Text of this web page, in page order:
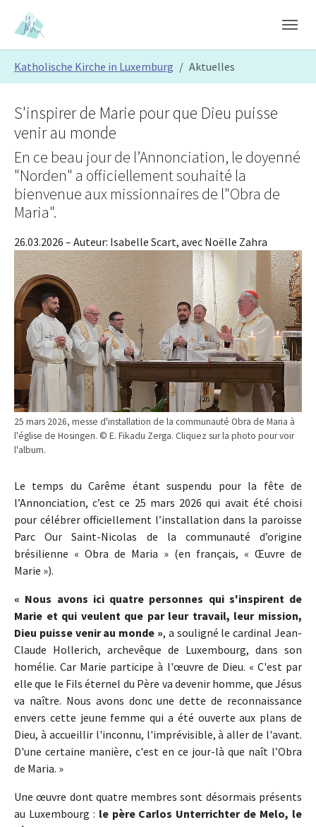
Skip to main content
Skip to page footer
Katholische Kirche in Luxemburg Aktuelles
25 mars 2026, messe d'installation de la communauté Obra de Maria à
l'église de Hosingen. © E. Fikadu Zerga. Cliquez sur la photo pour voir
l'album.
S'inspirer de Marie pour que Dieu puisse
venir au monde
En ce beau jour de l’Annonciation, le doyenné
"Norden" a officiellement souhaité la
bienvenue aux missionnaires de l"Obra de
Maria".
26.03.2026 – Auteur: Isabelle Scart, avec Noëlle Zahra
Le temps du Carême étant suspendu pour la fête de
l’Annonciation, c’est ce 25 mars 2026 qui avait été choisi
pour célébrer officiellement l’installation dans la paroisse
Parc Our Saint-Nicolas de la communauté d’origine
brésilienne « Obra de Maria » (en français, « Œuvre de
Marie »).
« Nous avons ici quatre personnes qui s'inspirent de
Marie et qui veulent que par leur travail, leur mission,
Dieu puisse venir au monde », a souligné le cardinal Jean-
Claude Hollerich, archevêque de Luxembourg, dans son
homélie. Car Marie participe à l'œuvre de Dieu. « C'est par
elle que le Fils éternel du Père va devenir homme, que Jésus
va naître. Nous avons donc une dette de reconnaissance
envers cette jeune femme qui a été ouverte aux plans de
Dieu, à accueillir l'inconnu, l'imprévisible, à aller de l'avant.
D'une certaine manière, c'est en ce jour-là que naît l’Obra
de Maria. »
Une œuvre dont quatre membres sont désormais présents
au Luxembourg : le père Carlos Unterrichter de Melo, le